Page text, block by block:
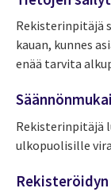
Rekisterinpitäjä
kauan, kunnes
enää tarvita
Rekisterinpitäjä
ulkopuolisille